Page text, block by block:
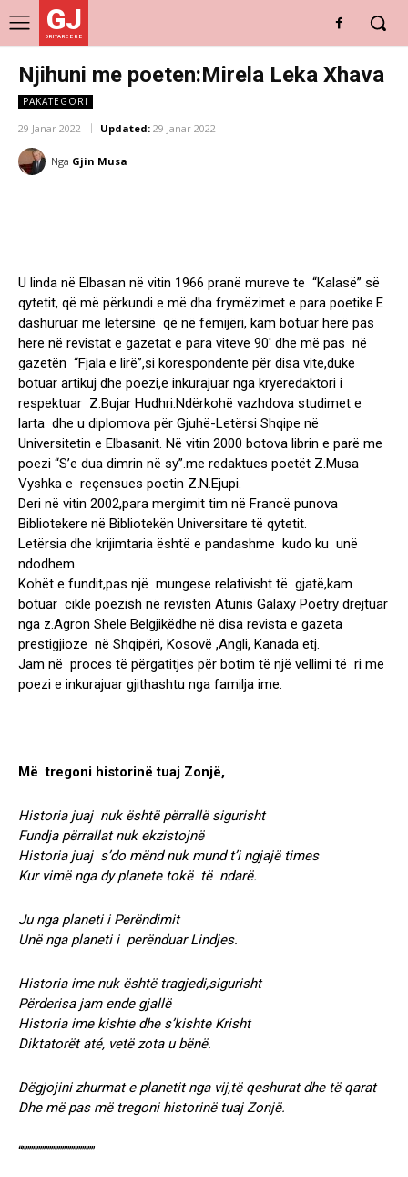
GJ
DRITARE E RE
Njihuni me poeten:Mirela Leka Xhava
PAKATEGORI
29 Janar 2022 Updated: 29 Janar 2022
Nga Gjin Musa
U linda në Elbasan në vitin 1966 pranë mureve te “Kalasë” së
qytetit, që më përkundi e më dha frymëzimet e para poetike.E
dashuruar me letersinë që në fëmijëri, kam botuar herë pas
here në revistat e gazetat e para viteve 90′ dhe më pas në
gazetën “Fjala e lirë”,si korespondente për disa vite,duke
botuar artikuj dhe poezi,e inkurajuar nga kryeredaktori i
respektuar Z.Bujar Hudhri.Ndërkohë vazhdova studimet e
larta dhe u diplomova për Gjuhë-Letërsi Shqipe në
Universitetin e Elbasanit. Në vitin 2000 botova librin e parë me
poezi “S’e dua dimrin në sy”.me redaktues poetët Z.Musa
Vyshka e reçensues poetin Z.N.Ejupi.
Deri në vitin 2002,para mergimit tim në Francë punova
Bibliotekere në Bibliotekën Universitare të qytetit.
Letërsia dhe krijimtaria është e pandashme kudo ku unë
ndodhem.
Kohët e fundit,pas një mungese relativisht të gjatë,kam
botuar cikle poezish në revistën Atunis Galaxy Poetry drejtuar
nga z.Agron Shele Belgjikëdhe në disa revista e gazeta
prestigjioze në Shqipëri, Kosovë ,Angli, Kanada etj.
Jam në proces të përgatitjes për botim të një vellimi të ri me
poezi e inkurajuar gjithashtu nga familja ime.
Më tregoni historinë tuaj Zonjë,
Historia juaj nuk është përrallë sigurisht
Fundja përrallat nuk ekzistojnë
Historia juaj s’do mënd nuk mund t’i ngjajë times
Kur vimë nga dy planete tokë të ndarë.
Ju nga planeti i Perëndimit
Unë nga planeti i perënduar Lindjes.
Historia ime nuk është tragjedi,sigurisht
Përderisa jam ende gjallë
Historia ime kishte dhe s’kishte Krisht
Diktatorët até, vetë zota u bënë.
Dëgjojini zhurmat e planetit nga vij,të qeshurat dhe të qarat
Dhe më pas më tregoni historinë tuaj Zonjë.
“””””””””””””””””””””